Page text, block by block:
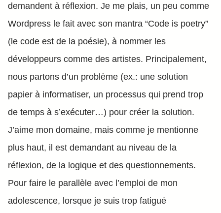
demandent à réflexion. Je me plais, un peu comme
Wordpress le fait avec son mantra “Code is poetry”
(le code est de la poésie), à nommer les
développeurs comme des artistes. Principalement,
nous partons d’un problème (ex.: une solution
papier à informatiser, un processus qui prend trop
de temps à s’exécuter…) pour créer la solution.
J’aime mon domaine, mais comme je mentionne
plus haut, il est demandant au niveau de la
réflexion, de la logique et des questionnements.
Pour faire le parallèle avec l’emploi de mon
adolescence, lorsque je suis trop fatigué